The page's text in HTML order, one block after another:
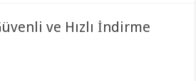
ve Hızlı İndirme